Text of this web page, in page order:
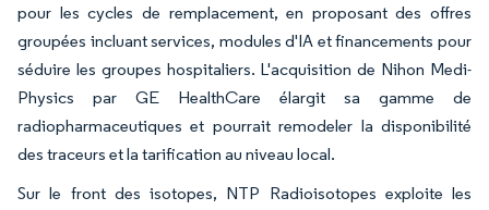
pour les cycles de remplacement, en proposant des offres
groupées incluant services, modules d'IA et financements pour
séduire les groupes hospitaliers. L'acquisition de Nihon Medi-
Physics par GE HealthCare élargit sa gamme de
radiopharmaceutiques et pourrait remodeler la disponibilité
des traceurs et la tarification au niveau local.
Sur le front des isotopes, NTP Radioisotopes exploite les